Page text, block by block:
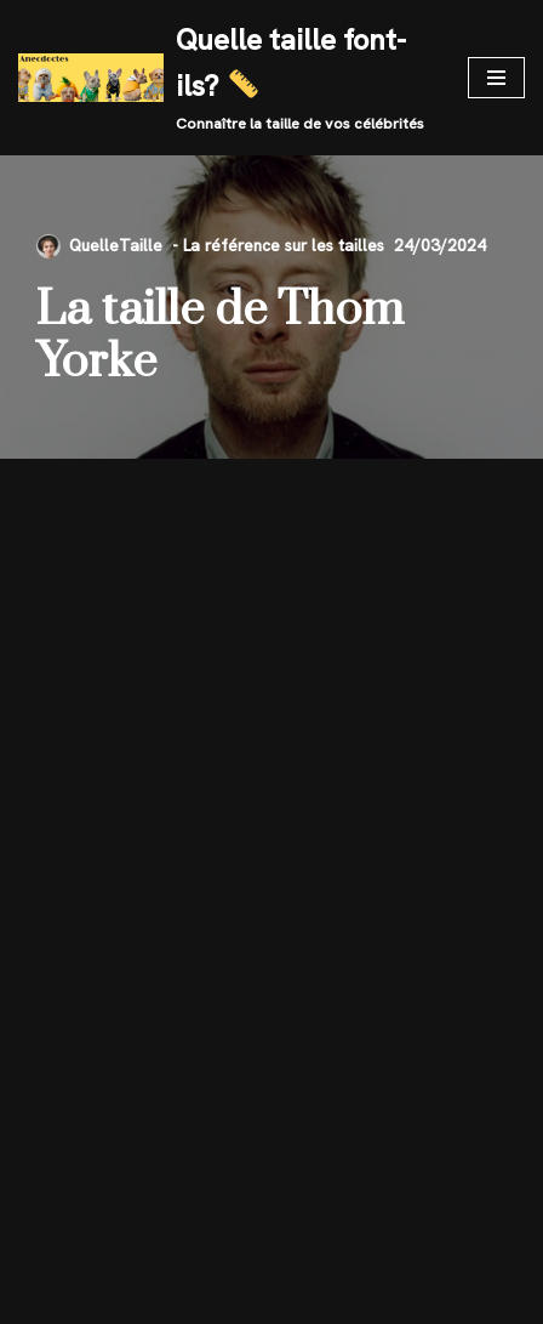
Skip
to
Quelle taille font-
ils?
Connaître la taille de vos célébrités
QuelleTaille 24/03/2024
La taille de Thom
Yorke